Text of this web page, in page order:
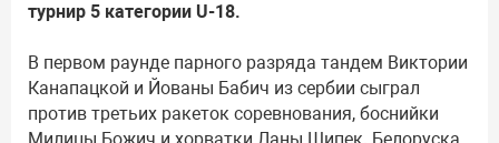
турнир 5 категории U-18.
В первом раунде парного разряда тандем Виктории
Канапацкой и Йованы Бабич из сербии сыграл
против третьих ракеток соревнования, боснийки